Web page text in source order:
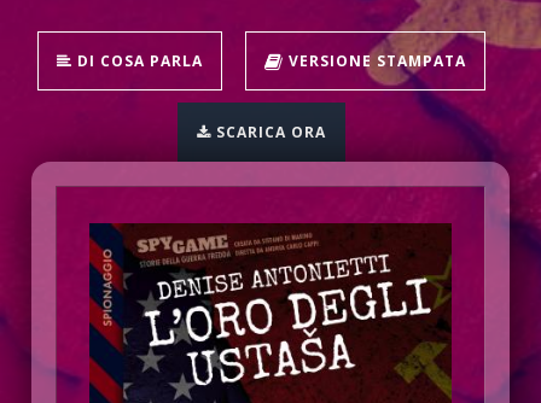
DI COSA PARLA VERSIONE STAMPATA
SCARICA ORA